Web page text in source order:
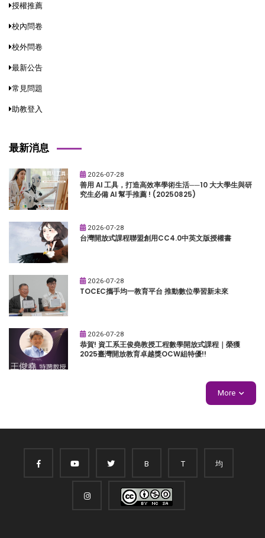
授權推薦
校內問卷
校外問卷
最新公告
常見問題
助教登入
最新消息
2026-07-28
善用 AI 工具，打造高效率學術生活──10 大大學生與研
究生必備 AI 幫手推薦 ! (20250825)
2026-07-28
台灣開放式課程聯盟創用CC4.0中英文版授權書
2026-07-28
TOCEC攜手均一教育平台 推動數位學習新未來
2026-07-28
恭賀! 資工系王俊堯教授工程數學開放式課程｜榮獲
2025臺灣開放教育卓越獎OCW組特優!!
More
B T 均